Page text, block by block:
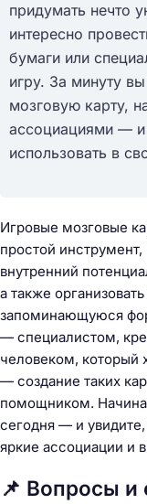
придумать нечто
интересно
бумаги или
игру. За минуту
мозговую карту,
ассоциациями — и
использовать в
Игровые мозговые
простой
внутренний
а также
запоминающуюся
— специалистом,
человеком, который
— создание таких
помощником.
сегодня — и увидите,
яркие ассоциации и
📌 Вопросы и